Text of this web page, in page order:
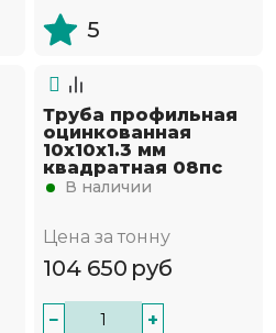
5
Труба профильная
оцинкованная
10х10х1.3 мм
квадратная 08пс
В наличии
Цена за тонну
104 650 руб
− +